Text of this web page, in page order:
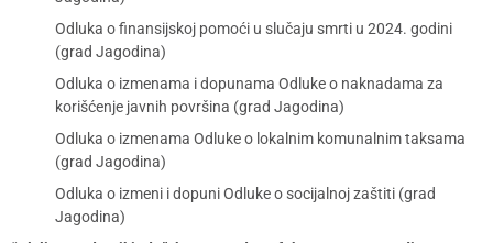
Odluka o finansijskoj pomoći u slučaju smrti u 2024. godini
(grad Jagodina)
Odluka o izmenama i dopunama Odluke o naknadama za
korišćenje javnih površina (grad Jagodina)
Odluka o izmenama Odluke o lokalnim komunalnim taksama
(grad Jagodina)
Odluka o izmeni i dopuni Odluke o socijalnoj zaštiti (grad
Jagodina)